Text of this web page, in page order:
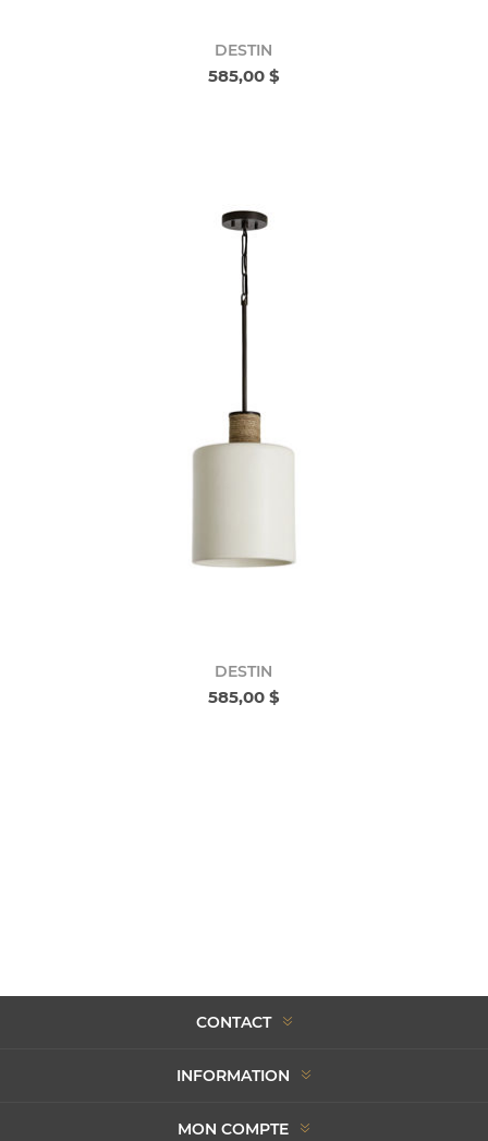
DESTIN
585,00 $
DESTIN
585,00 $
CONTACT
INFORMATION
MON COMPTE